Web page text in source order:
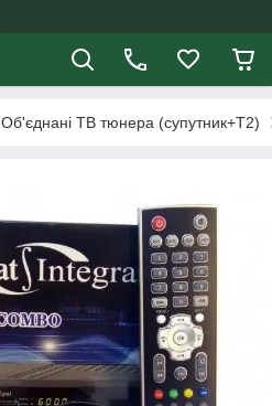
Об'єднані ТВ тюнера (супутник+Т2)